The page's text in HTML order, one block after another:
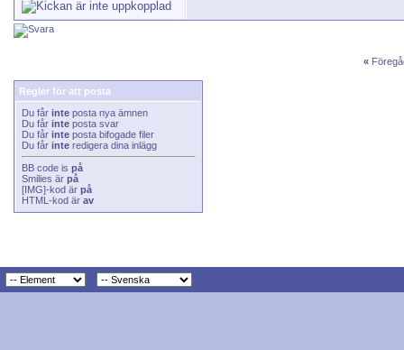
«
Regler för att posta
Du får inte posta nya ämnen
Du får inte posta svar
Du får inte posta bifogade filer
Du får inte redigera dina inlägg
BB code is på
Smilies är på
[IMG]-kod är på
HTML-kod är av